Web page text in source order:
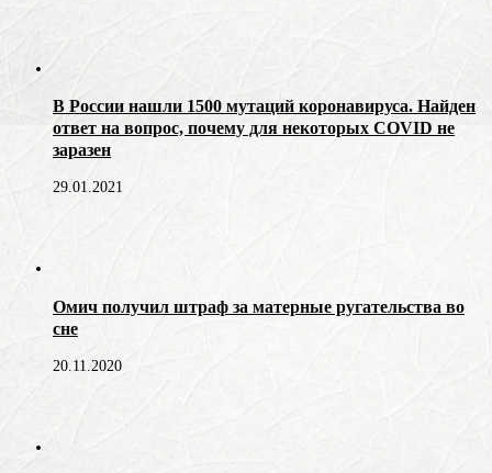
В России нашли 1500 мутаций коронавируса. Найден
ответ на вопрос, почему для некоторых COVID не
заразен
29.01.2021
Омич получил штраф за матерные ругательства во
сне
20.11.2020